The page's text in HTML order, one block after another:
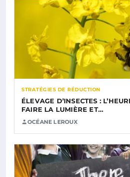
STRATÉGIES DE RÉDUCTION
ÉLEVAGE D’INSECTES :
FAIRE LA LUMIÈRE ET…
OCÉANE LEROUX